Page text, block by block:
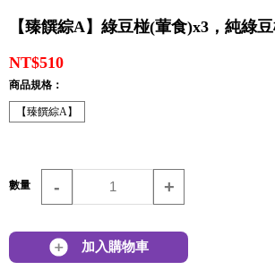
【臻饌綜A】綠豆椪(葷食)x3，純綠
NT$510
商品規格：
【臻饌綜A】
數量 - +
加入購物車